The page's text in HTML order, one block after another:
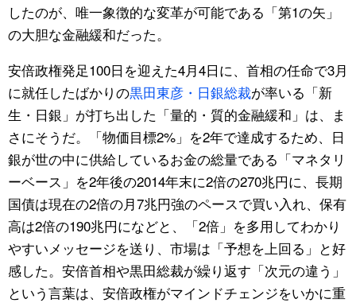
したのが、唯一象徴的な変革が可能である「第1の矢」
の大胆な金融緩和だった。
安倍政権発足100日を迎えた4月4日に、首相の任命で3月
に就任したばかりの黒田東彦・日銀総裁が率いる「新
生・日銀」が打ち出した「量的・質的金融緩和」は、ま
さにそうだ。「物価目標2%」を2年で達成するため、日
銀が世の中に供給しているお金の総量である「マネタリ
ーベース」を2年後の2014年末に2倍の270兆円に、長期
国債は現在の2倍の月7兆円強のペースで買い入れ、保有
高は2倍の190兆円になどと、「2倍」を多用してわかり
やすいメッセージを送り、市場は「予想を上回る」と好
感した。安倍首相や黒田総裁が繰り返す「次元の違う」
という言葉は、安倍政権がマインドチェンジをいかに重